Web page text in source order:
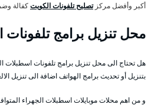
أكبر وأفضل مركزتصليح تلفونات الكويتكفالة
محل تنزيل برامج تلفونات
هل تحتاج الى محل تنزيل برامج تلفونات اسطبلات
بتنزيل أو تحديث برامج الهواتف اضافة الى تنزيل
و من اهم محلات موبايلات اسطبلات الجهراء